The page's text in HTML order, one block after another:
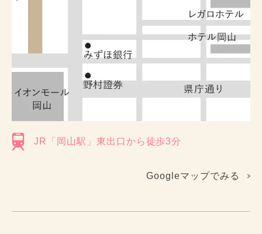
JR「岡山駅」東出口から徒歩3分
Googleマップでみる